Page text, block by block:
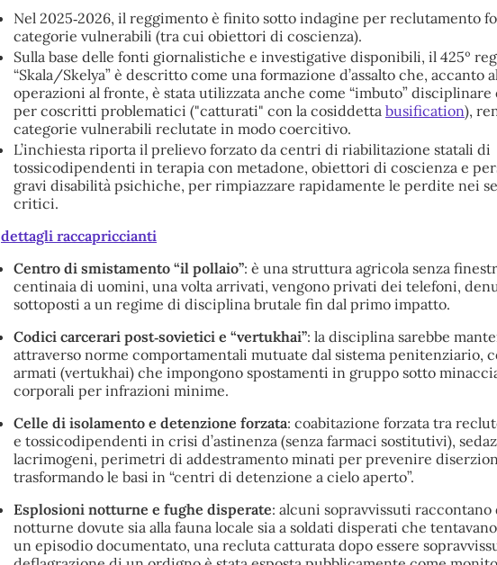
Nel 2025‑2026, il reggimento è finito sotto indagine per reclutamento
categorie vulnerabili (tra cui obiettori di coscienza).
Sulla base delle fonti giornalistiche e investigative disponibili, il 425º
“Skala/Skelya” è descritto come una formazione d’assalto che, accanto
operazioni al fronte, è stata utilizzata anche come “imbuto”
per coscritti problematici ("catturati" con la cosiddetta busification),
categorie vulnerabili reclutate in modo coercitivo.
L’inchiesta riporta il prelievo forzato da centri di riabilitazione statali di
tossicodipendenti in terapia con metadone, obiettori di coscienza e
gravi disabilità psichiche, per rimpiazzare rapidamente le perdite nei
critici.
dettagli raccapriccianti
Centro di smistamento “il pollaio”: è una struttura agricola senza
centinaia di uomini, una volta arrivati, vengono privati dei telefoni,
sottoposti a un regime di disciplina brutale fin dal primo impatto.
Codici carcerari post‑sovietici e “vertukhai”: la disciplina sarebbe
attraverso norme comportamentali mutuate dal sistema penitenziario,
armati (vertukhai) che impongono spostamenti in gruppo sotto
corporali per infrazioni minime.
Celle di isolamento e detenzione forzata: coabitazione forzata tra
e tossicodipendenti in crisi d’astinenza (senza farmaci sostitutivi),
lacrimogeni, perimetri di addestramento minati per prevenire
trasformando le basi in “centri di detenzione a cielo aperto”.
Esplosioni notturne e fughe disperate: alcuni sopravvissuti raccontano
notturne dovute sia alla fauna locale sia a soldati disperati che
un episodio documentato, una recluta catturata dopo essere